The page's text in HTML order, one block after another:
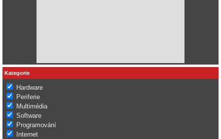
Kategorie
Hardware
Periferie
Multimédia
Software
Programování
Internet